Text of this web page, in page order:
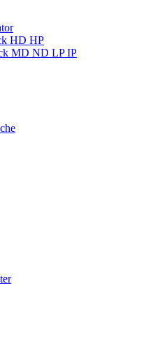
HD HP
MD ND LP IP